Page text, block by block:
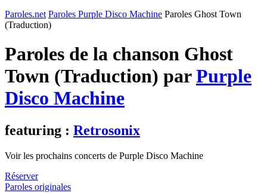
Paroles.net Paroles Purple Disco Machine Paroles Ghost Town
(Traduction)
Paroles de la chanson Ghost
Town (Traduction) parPurple
Disco Machine
featuring : Retrosonix
Voir les prochains concerts de Purple Disco Machine
Réserver
Paroles originales